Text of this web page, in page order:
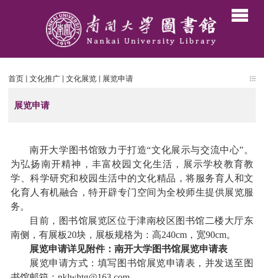
首页 文化推广 文化展览 展览申请
展览申请
南开大学图书馆致力于打造“文化展示与交流中心”。
为弘扬南开精神，丰富校园文化生活，展示学校教育教
学、科学研究和校园生活中的文化精品，将服务育人和文
化育人有机融合，特开辟专门空间为全校师生提供展览服
务。
目前，图书馆展览区位于津南校区图书馆二楼大厅东
南侧，有展板20块，展板规格为：高240cm ，宽90cm。
展览申请详见附件：南开大学图书馆展览申请表
展览申请方式：填写图书馆展览申请表，并发送至图